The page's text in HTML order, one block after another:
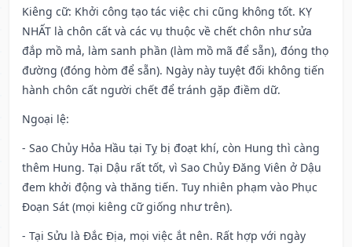
Kiêng cữ: Khởi công tạo tác việc chi cũng không tốt. KỴ
NHẤT là chôn cất và các vụ thuộc về chết chôn như sửa
đắp mồ mả, làm sanh phần (làm mồ mã để sẵn), đóng thọ
đường (đóng hòm để sẵn). Ngày này tuyệt đối không tiến
hành chôn cất người chết để tránh gặp điềm dữ.
Ngoại lệ:
- Sao Chủy Hỏa Hầu tại Tỵ bị đoạt khí, còn Hung thì càng
thêm Hung. Tại Dậu rất tốt, vì Sao Chủy Đăng Viên ở Dậu
đem khởi động và thăng tiến. Tuy nhiên phạm vào Phục
Đoạn Sát (mọi kiêng cữ giống như trên).
- Tại Sửu là Đắc Địa, mọi việc ắt nên. Rất hợp với ngày